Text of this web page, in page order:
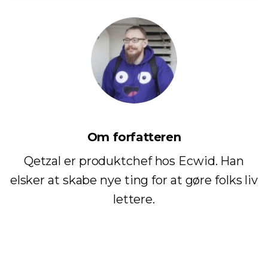
Om forfatteren
Qetzal er produktchef hos Ecwid. Han
elsker at skabe nye ting for at gøre folks liv
lettere.